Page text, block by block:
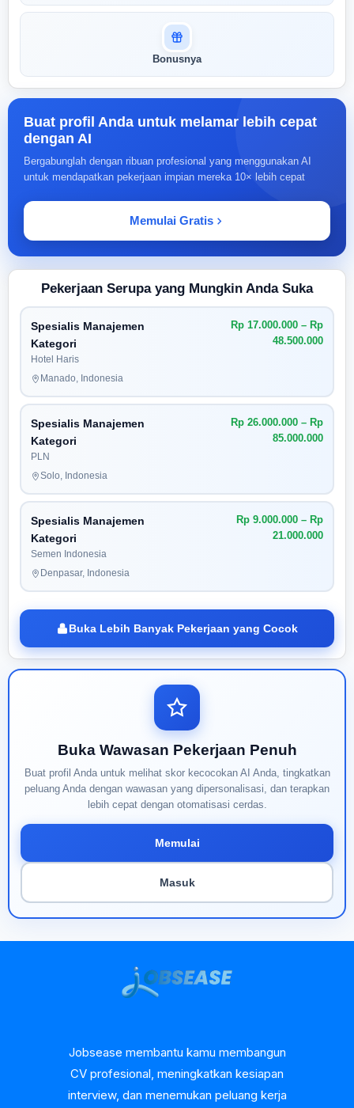
Bonusnya
Buat profil Anda untuk melamar lebih cepat
dengan AI
Bergabunglah dengan ribuan profesional yang menggunakan AI
untuk mendapatkan pekerjaan impian mereka 10× lebih cepat
Memulai Gratis
Pekerjaan Serupa yang Mungkin Anda Suka
Spesialis Manajemen
Kategori
Hotel Haris
Rp 17.000.000 – Rp
48.500.000
Manado, Indonesia
Spesialis Manajemen
Kategori
PLN
Rp 26.000.000 – Rp
85.000.000
Solo, Indonesia
Spesialis Manajemen
Kategori
Semen Indonesia
Rp 9.000.000 – Rp
21.000.000
Denpasar, Indonesia
Buka Lebih Banyak Pekerjaan yang Cocok
Buka Wawasan Pekerjaan Penuh
Buat profil Anda untuk melihat skor kecocokan AI Anda, tingkatkan
peluang Anda dengan wawasan yang dipersonalisasi, dan terapkan
lebih cepat dengan otomatisasi cerdas.
Memulai
Masuk
Jobsease membantu kamu membangun
CV profesional, meningkatkan kesiapan
interview, dan menemukan peluang kerja